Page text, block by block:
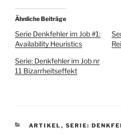
Ähnliche Beiträge
Serie Denkfehler im Job #1:
Availability Heuristics
Serie: Denkfehler im Job nr
11 Bizarrheitseffekt
KATEGORIEN
ARTIKEL , SERIE: